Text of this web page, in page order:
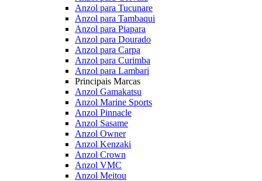
Anzol para Tucunare
Anzol para Tambaqui
Anzol para Piapara
Anzol para Dourado
Anzol para Carpa
Anzol para Curimba
Anzol para Lambari
Principais Marcas
Anzol Gamakatsu
Anzol Marine Sports
Anzol Pinnacle
Anzol Sasame
Anzol Owner
Anzol Kenzaki
Anzol Crown
Anzol VMC
Anzol Meitou